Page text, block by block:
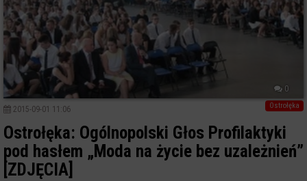
0
Ostrołęka
2015-09-01 11:06
Ostrołęka: Ogólnopolski Głos Profilaktyki
pod hasłem „Moda na życie bez uzależnień”
[ZDJĘCIA]